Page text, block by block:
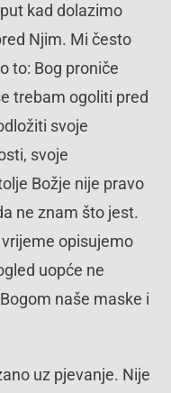
kad dolazimo
Njim. Mi često
to: Bog proniče
trebam ogoliti pred
svoje
svoje
Božje nije pravo
ne znam što jest.
opisujemo
uopće ne
naše maske i
uz pjevanje. Nije